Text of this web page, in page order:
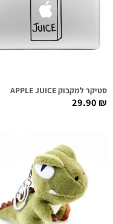
סטיקר למקבוק APPLE JUICE
29.90₪